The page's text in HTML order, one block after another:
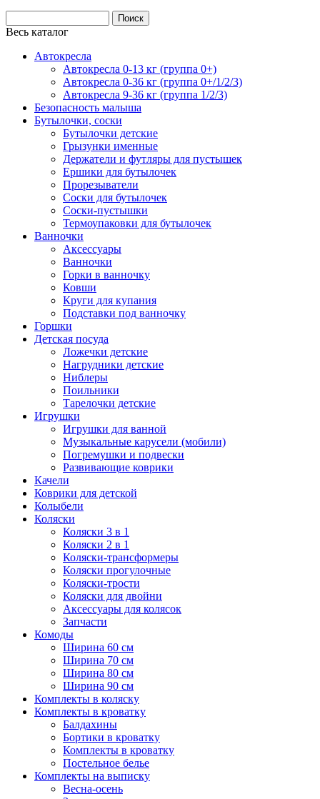
Весь каталог
Автокресла
Автокресла 0-13 кг (группа 0+)
Автокресла 0-36 кг (группа 0+/1/2/3)
Автокресла 9-36 кг (группа 1/2/3)
Безопасность малыша
Бутылочки, соски
Бутылочки детские
Грызунки именные
Держатели и футляры для пустышек
Ершики для бутылочек
Прорезыватели
Соски для бутылочек
Соски-пустышки
Термоупаковки для бутылочек
Ванночки
Аксессуары
Ванночки
Горки в ванночку
Ковши
Круги для купания
Подставки под ванночку
Горшки
Детская посуда
Ложечки детские
Нагрудники детские
Ниблеры
Поильники
Тарелочки детские
Игрушки
Игрушки для ванной
Музыкальные карусели (мобили)
Погремушки и подвески
Развивающие коврики
Качели
Коврики для детской
Колыбели
Коляски
Коляски 3 в 1
Коляски 2 в 1
Коляски-трансформеры
Коляски прогулочные
Коляски-трости
Коляски для двойни
Аксессуары для колясок
Запчасти
Комоды
Ширина 60 см
Ширина 70 см
Ширина 80 см
Ширина 90 см
Комплекты в коляску
Комплекты в кроватку
Балдахины
Бортики в кроватку
Комплекты в кроватку
Постельное белье
Комплекты на выписку
Весна-осень